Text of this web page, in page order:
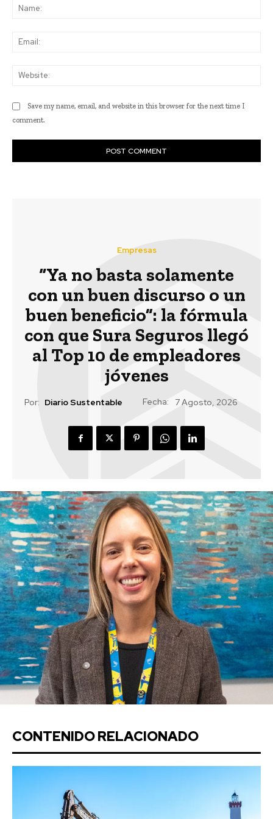
Save my name, email, and website in this browser for the next time I
comment.